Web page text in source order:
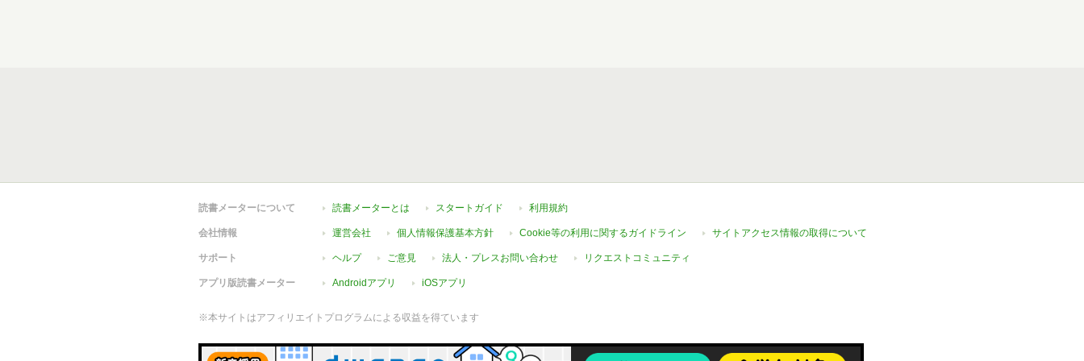
読書メーターについて 読書メーターとは スタートガイド 利用規約
会社情報 運営会社 個人情報保護基本方針 Cookie等の利用に関するガイドライン サイトアクセス情報の取得について
サポート ヘルプ ご意見 法人・プレスお問い合わせ リクエストコミュニティ
アプリ版読書メーター Androidアプリ iOSアプリ
※本サイトはアフィリエイトプログラムによる収益を得ています